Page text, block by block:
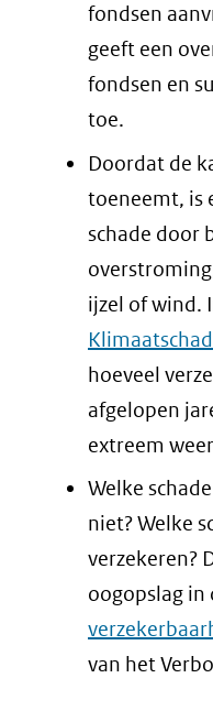
fondsen
geeft een
fondsen en
toe.
Doordat de
toeneemt, is
schade door
ijzel of wind.
hoeveel
afgelopen
extreem
Welke
niet? Welke
verzekeren?
oogopslag in
van het